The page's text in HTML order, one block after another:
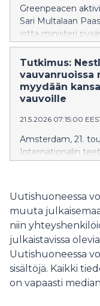
Greenpeacen
Sari Multalaan
jotta ministeri
pelastaisi
Tutkimus:
vauvanruoissa
myydään
vauvoille
21.5.2026 07:15:00
Amsterdam, 21.
Internationalin
mikromuoveja
myytävistä
vakavaa huolta
tuotteista.
Uutishuoneessa
muuta
niin
julkaistavissa
Uutishuoneessa
sisältöjä. Kaikki
on vapaasti